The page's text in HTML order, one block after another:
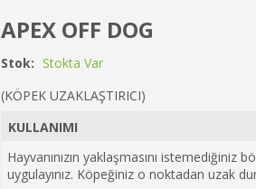
APEX OFF DOG
Stok: Stokta Var
(KÖPEK UZAKLAŞTIRICI)
KULLANIMI
Hayvanınızın yaklaşmasını istemediğiniz
uygulayınız. Köpeğiniz o noktadan uzak